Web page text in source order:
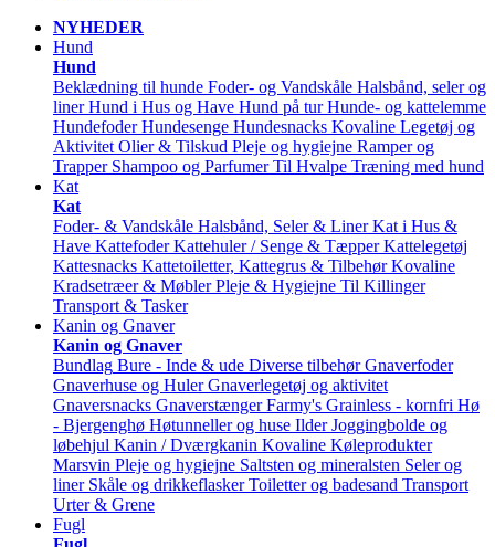
NYHEDER
Hund
Hund
Beklædning til hunde Foder- og Vandskåle Halsbånd, seler og
liner Hund i Hus og Have Hund på tur Hunde- og kattelemme
Hundefoder Hundesenge Hundesnacks Kovaline Legetøj og
Aktivitet Olier & Tilskud Pleje og hygiejne Ramper og
Trapper Shampoo og Parfumer Til Hvalpe Træning med hund
Kat
Kat
Foder- & Vandskåle Halsbånd, Seler & Liner Kat i Hus &
Have Kattefoder Kattehuler / Senge & Tæpper Kattelegetøj
Kattesnacks Kattetoiletter, Kattegrus & Tilbehør Kovaline
Kradsetræer & Møbler Pleje & Hygiejne Til Killinger
Transport & Tasker
Kanin og Gnaver
Kanin og Gnaver
Bundlag Bure - Inde & ude Diverse tilbehør Gnaverfoder
Gnaverhuse og Huler Gnaverlegetøj og aktivitet
Gnaversnacks Gnaverstænger Farmy's Grainless - kornfri Hø
- Bjergenghø Høtunneller og huse Ilder Joggingbolde og
løbehjul Kanin / Dværgkanin Kovaline Køleprodukter
Marsvin Pleje og hygiejne Saltsten og mineralsten Seler og
liner Skåle og drikkeflasker Toiletter og badesand Transport
Urter & Grene
Fugl